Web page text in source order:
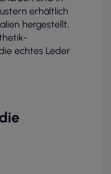
erhältlich
hergestellt,
echtes Leder